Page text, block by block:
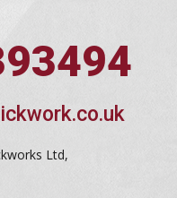
Ltd,